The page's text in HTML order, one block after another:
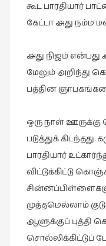
வரலாறு
விமர்சனம்
விளையாட்டு
ஷேக்ஸ்பியரின்
உலகம்
கூட பாரதியார்
கேட்டா அது நம்ம
அது நிஜம் என்பது
மேலும்
பத்தின
ஒரு நாள் ஊருக்கு
படுத்துக் கிடந்தது.
பாரதியார்
விட்டுக்கிட்டு
முத்தமெல்லாம்
ஆளுக்குப் புத்தி
சொல்லிக்கிட்டுப்